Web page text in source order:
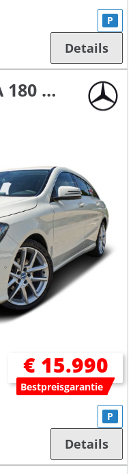
P
Details
Mercedes-Benz CLA 180 Shooting Brake
€ 15.990
Bestpreisgarantie
P
Details